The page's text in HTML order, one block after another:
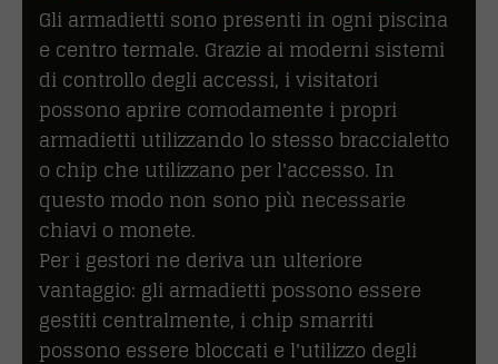
Gli armadietti sono presenti in ogni piscina
e centro termale. Grazie ai moderni sistemi
di controllo degli accessi, i visitatori
possono aprire comodamente i propri
armadietti utilizzando lo stesso braccialetto
o chip che utilizzano per l'accesso. In
questo modo non sono più necessarie
chiavi o monete.
Per i gestori ne deriva un ulteriore
vantaggio: gli armadietti possono essere
gestiti centralmente, i chip smarriti
possono essere bloccati e l'utilizzo degli